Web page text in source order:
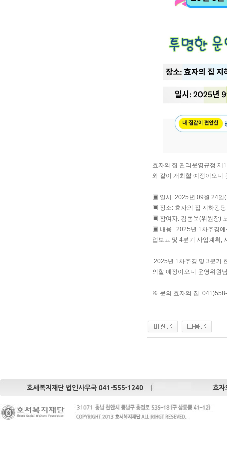
효자의 집 관리운영규정 제
와 같이 개최할 예정이오니
▣ 일시: 2025년 09월 24일
▣ 장소: 효자의 집 지하강당
▣ 참여자: 김동욱(위원장)
▣ 내용: 2025년 1차추경예
업보고 및 4분기 사업계획,
2025년 1차추경 및 3분기
의할 예정이오니 운영위원
※ 문의 효자의 집